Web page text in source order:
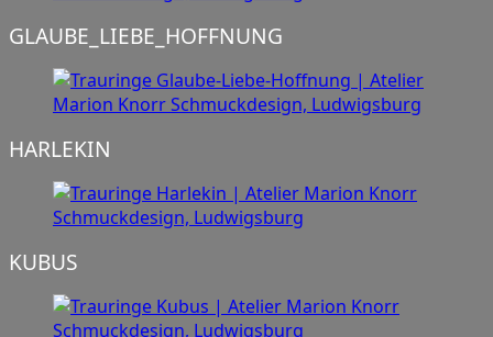
GLAUBE_LIEBE_HOFFNUNG
HARLEKIN
KUBUS